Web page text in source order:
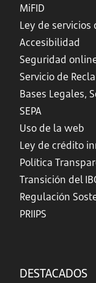
MiFID
Ley de servicios
Accesibilidad
Seguridad
Servicio de
Bases Legales,
SEPA
Uso de la web
Ley de crédito
Política
Transición del
Regulación
PRIIPS
DESTACADOS